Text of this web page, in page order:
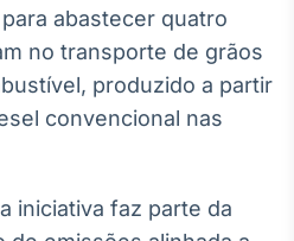
Broadcast
OTC
Plataforma para
negociação de
ativos
Datafeed
abastecer quatro
no transporte de grãos
produzido a partir
convencional nas
iniciativa faz parte da